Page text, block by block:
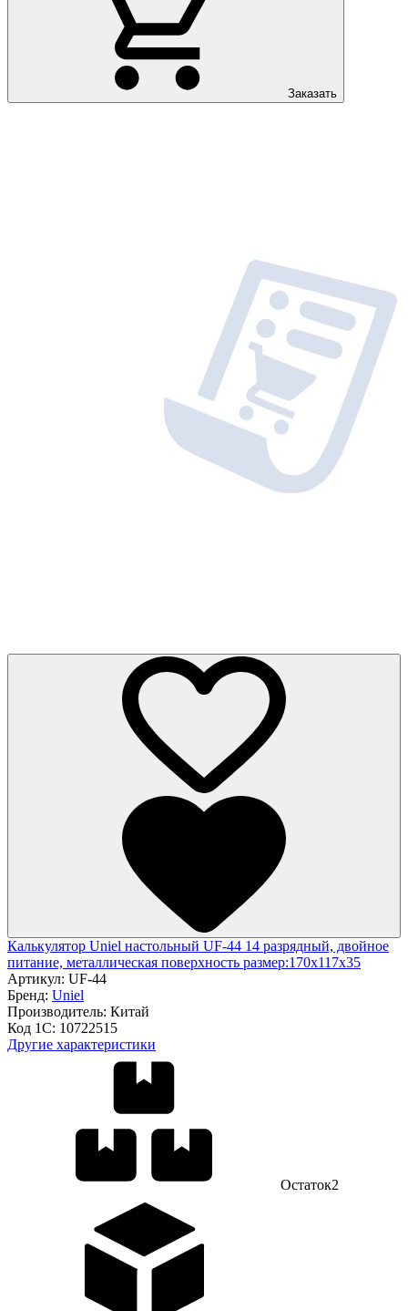
Заказать
Калькулятор Uniel настольный UF-44 14 разрядный, двойное
питание, металлическая поверхность размер:170х117х35
Артикул: UF-44
Бренд: Uniel
Производитель: Китай
Код 1С: 10722515
Другие характеристики
Остаток2